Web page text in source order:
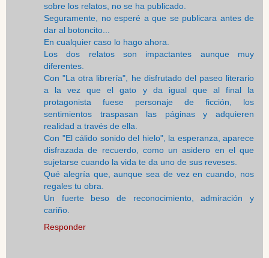
sobre los relatos, no se ha publicado.
Seguramente, no esperé a que se publicara antes de
dar al botoncito...
En cualquier caso lo hago ahora.
Los dos relatos son impactantes aunque muy
diferentes.
Con "La otra librería", he disfrutado del paseo literario
a la vez que el gato y da igual que al final la
protagonista fuese personaje de ficción, los
sentimientos traspasan las páginas y adquieren
realidad a través de ella.
Con "El cálido sonido del hielo", la esperanza, aparece
disfrazada de recuerdo, como un asidero en el que
sujetarse cuando la vida te da uno de sus reveses.
Qué alegría que, aunque sea de vez en cuando, nos
regales tu obra.
Un fuerte beso de reconocimiento, admiración y
cariño.
Responder